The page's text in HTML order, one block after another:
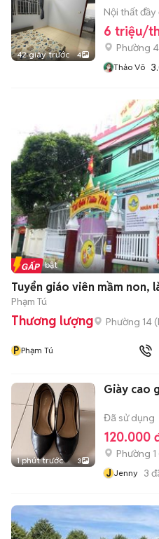
42 giây trước 4
Nội thất đầy
6 triệu/
Phường 4
Thảo Võ
Tin nổi bật
Tuyển giáo viên mầm non,
Phạm Tú
Thương lượng Phường 14 (
P Phạm Tú
1 phút trước 3
Giày cao
Đã sử dụng
120.000
Phường 1
J Jenny 3